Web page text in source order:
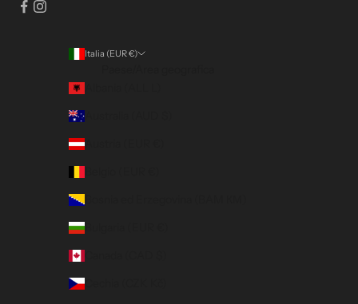
Italia (EUR €)
Australia (AUD $)
Austria (EUR €)
Bosnia ed Erzegovina (BAM КМ)
Bulgaria (EUR €)
Cechia (CZK Kč)